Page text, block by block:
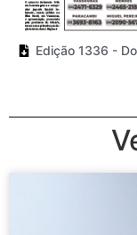
Edição 1336 -